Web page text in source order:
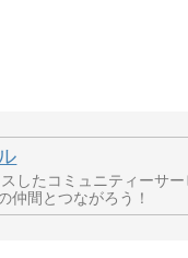
したコミュニティーサ
仲間とつながろう！